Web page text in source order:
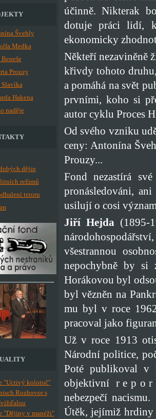
Švehly
Medka
Beneše
Prouzy
Slavíka
Hakena
naděje
dějin
režimů
teroru
"Uctivý kolotoč"
Rozhovor s
"Dějiny v manéži"
účinně. Nikterak
dotuje práci lidí,
ekonomicky
Někteří nezaviněně
křivdy tohoto
a pomáhá na svět
prvními, koho si
autor cyklu Proces
Od svého vzniku
ceny: Antonína
Prouzy...
Fond nezastírá
pronásledováni,
usilují o cosi
Jiří Hejda(1895-
všestrannou
nepochybně by si
Horákovou byl
byl vězněn na
mu byl v roce
pracoval jako
Už v roce 1913
Národní politice,
Poté publikoval v
objektivní r e p o r
nebezpečí
Útěk, jejímiž hrdiny